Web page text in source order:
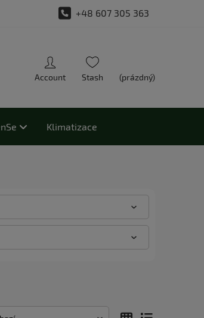
+48 607 305 363
(prázdný)
Klimatizace